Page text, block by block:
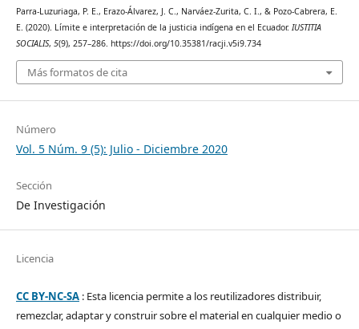
Parra-Luzuriaga, P. E., Erazo-Álvarez, J. C., Narváez-Zurita, C. I., & Pozo-Cabrera, E.
E. (2020). Límite e interpretación de la justicia indígena en el Ecuador. IUSTITIA
SOCIALIS, 5(9), 257–286. https://doi.org/10.35381/racji.v5i9.734
Más formatos de cita
Número
Vol. 5 Núm. 9 (5): Julio - Diciembre 2020
Sección
De Investigación
Licencia
CC BY-NC-SA: Esta licencia permite a los reutilizadores distribuir,
remezclar, adaptar y construir sobre el material en cualquier medio o